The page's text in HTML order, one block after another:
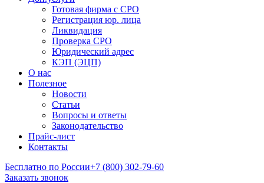
Готовая фирма с СРО
Регистрация юр. лица
Ликвидация
Проверка СРО
Юридический адрес
КЭП (ЭЦП)
О нас
Полезное
Новости
Статьи
Вопросы и ответы
Законодательство
Прайс-лист
Контакты
Бесплатно по России+7 (800) 302-79-60
Заказать звонок